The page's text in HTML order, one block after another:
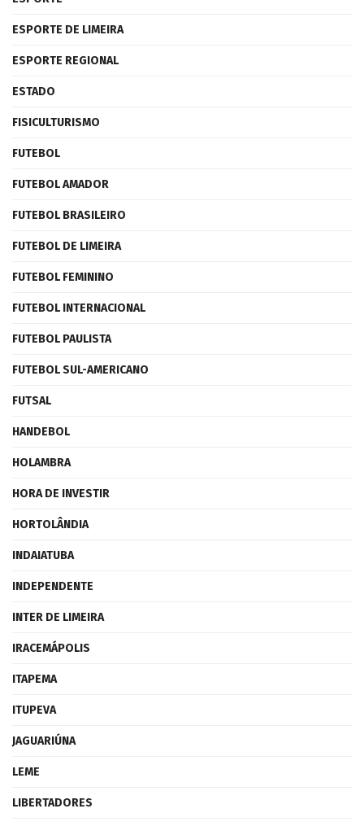
ESPORTE DE LIMEIRA
ESPORTE REGIONAL
ESTADO
FISICULTURISMO
FUTEBOL
FUTEBOL AMADOR
FUTEBOL BRASILEIRO
FUTEBOL DE LIMEIRA
FUTEBOL FEMININO
FUTEBOL INTERNACIONAL
FUTEBOL PAULISTA
FUTEBOL SUL-AMERICANO
FUTSAL
HANDEBOL
HOLAMBRA
HORA DE INVESTIR
HORTOLÂNDIA
INDAIATUBA
INDEPENDENTE
INTER DE LIMEIRA
IRACEMÁPOLIS
ITAPEMA
ITUPEVA
JAGUARIÚNA
LEME
LIBERTADORES